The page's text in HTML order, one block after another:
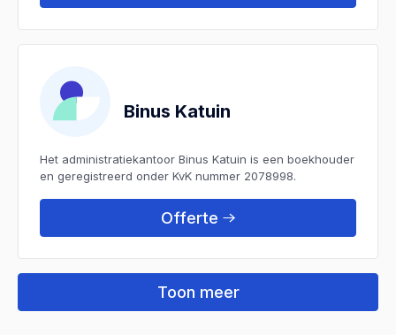
Binus Katuin
Het administratiekantoor Binus Katuin is een boekhouder
en geregistreerd onder KvK nummer 2078998.
Offerte
Toon meer